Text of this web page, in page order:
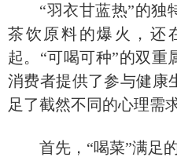
“羽衣甘蓝热”的独
茶饮原料的爆火，还
起。“可喝可种”的双重
消费者提供了参与健康
足了截然不同的心理需求
首先， “喝菜”满足